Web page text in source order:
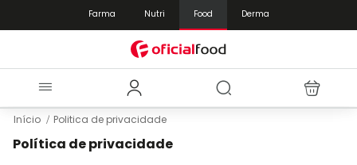
Farma Nutri Food Derma
Início Politica de privacidade
Política de privacidade